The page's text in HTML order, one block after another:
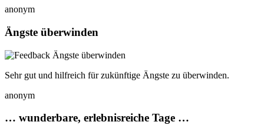
anonym
Ängste überwinden
Sehr gut und hilfreich für zukünftige Ängste zu überwinden.
anonym
… wunderbare, erlebnisreiche Tage …